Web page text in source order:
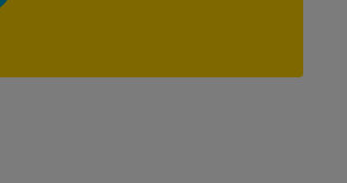
consulte nuestra política de
al centro The UPS Store en su ciudad.